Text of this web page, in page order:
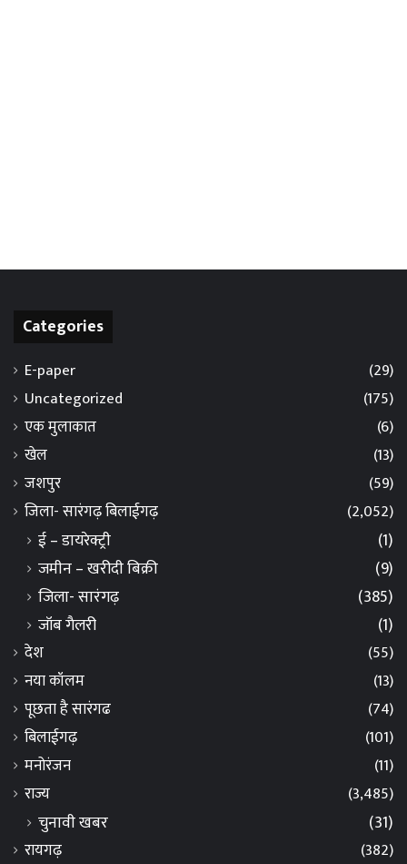
Categories
E-paper
(29)
Uncategorized
(175)
एक मुलाकात
(6)
खेल
(13)
जशपुर
(59)
जिला- सारंगढ़ बिलाईगढ़
(2,052)
ई – डायरेक्ट्री
(1)
जमीन – खरीदी बिक्री
(9)
जिला- सारंगढ़
(385)
जॉब गैलरी
(1)
देश
(55)
नया कॉलम
(13)
पूछता है सारंगढ
(74)
बिलाईगढ़
(101)
मनोरंजन
(11)
राज्य
(3,485)
चुनावी खबर (31)
रायगढ़
(382)